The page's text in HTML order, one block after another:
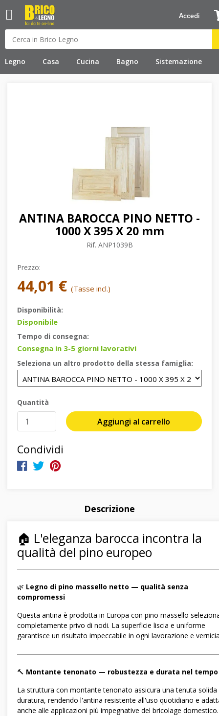
Legno Casa Cucina Bagno Sistemazione
Accedi
ANTINA BAROCCA PINO NETTO -
1000 X 395 X 20 mm
Rif. ANP1039B
Prezzo:
44,01 € (Tasse incl.)
Disponibilità:
Disponibile
Tempo di consegna:
Consegna in 3-5 giorni lavorativi
Seleziona un altro prodotto della stessa famiglia:
Quantità
Aggiungi al carrello
Condividi
Descrizione
🏠 L'eleganza barocca incontra la
qualità del pino europeo
🌿 Legno di pino massello netto — qualità senza
compromessi
Questa antina è prodotta in Europa con pino massello
completamente privo di nodi. La superficie liscia e uniforme
garantisce un risultato impeccabile in ogni lavorazione e
🔨 Montante tenonato — robustezza e durata nel tempo
La struttura con montante tenonato assicura una tenuta solida
duratura, rendendo l'antina resistente all'uso quotidiano e
anche alle applicazioni più impegnative del bricolage domestico.